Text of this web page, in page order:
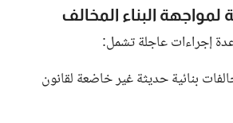
الشوارع...
مخالفي الإقامة والعمل وتؤكد: لا استثناءات